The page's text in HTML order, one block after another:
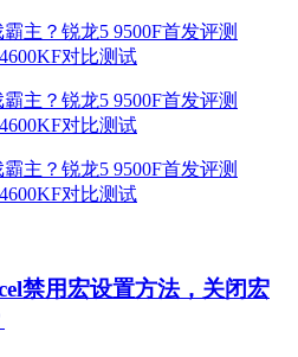
禁用宏设置方法，关闭宏